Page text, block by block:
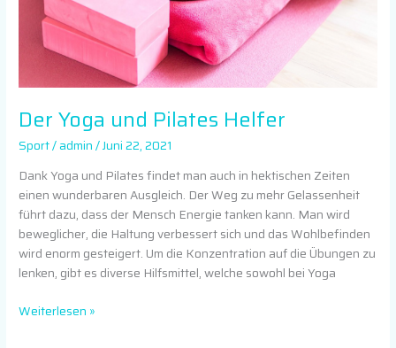
Der Yoga und Pilates Helfer
Sport/admin/Juni 22, 2021
Dank Yoga und Pilates findet man auch in hektischen Zeiten
einen wunderbaren Ausgleich. Der Weg zu mehr Gelassenheit
führt dazu, dass der Mensch Energie tanken kann. Man wird
beweglicher, die Haltung verbessert sich und das Wohlbefinden
wird enorm gesteigert. Um die Konzentration auf die Übungen zu
lenken, gibt es diverse Hilfsmittel, welche sowohl bei Yoga
Weiterlesen »